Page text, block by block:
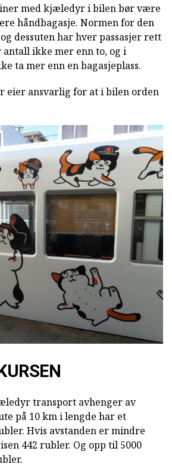
med kjæledyr i bilen bør være
håndbagasje. Normen for den
dessuten har hver passasjer rett
ikke mer enn to, og i
ta mer enn en bagasjeplass.
eier ansvarlig for at i bilen orden
transport avhenger av
på 10 km i lengde har et
Hvis avstanden er mindre
442 rubler. Og opp til 5000